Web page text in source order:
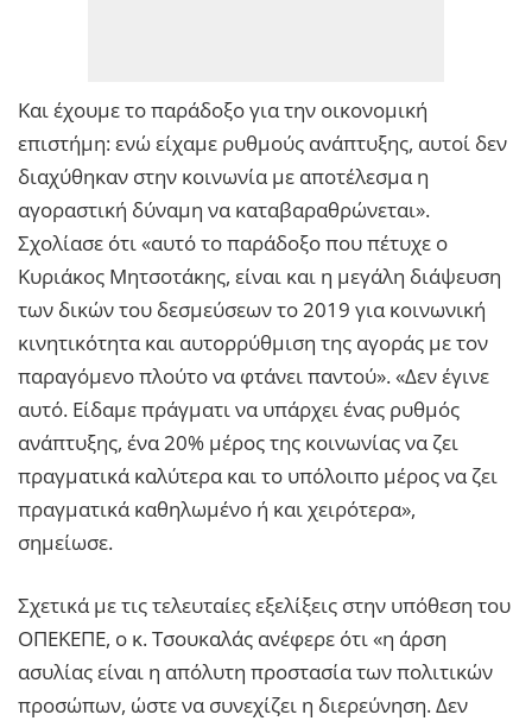
Και έχουμε το παράδοξο για την οικονομική
επιστήμη: ενώ είχαμε ρυθμούς ανάπτυξης, αυτοί δεν
διαχύθηκαν στην κοινωνία με αποτέλεσμα η
αγοραστική δύναμη να καταβαραθρώνεται».
Σχολίασε ότι «αυτό το παράδοξο που πέτυχε ο
Κυριάκος Μητσοτάκης, είναι και η μεγάλη διάψευση
των δικών του δεσμεύσεων το 2019 για κοινωνική
κινητικότητα και αυτορρύθμιση της αγοράς με τον
παραγόμενο πλούτο να φτάνει παντού». «Δεν έγινε
αυτό. Είδαμε πράγματι να υπάρχει ένας ρυθμός
ανάπτυξης, ένα 20% μέρος της κοινωνίας να ζει
πραγματικά καλύτερα και το υπόλοιπο μέρος να ζει
πραγματικά καθηλωμένο ή και χειρότερα»,
σημείωσε.
Σχετικά με τις τελευταίες εξελίξεις στην υπόθεση του
ΟΠΕΚΕΠΕ, ο κ. Τσουκαλάς ανέφερε ότι «η άρση
ασυλίας είναι η απόλυτη προστασία των πολιτικών
προσώπων, ώστε να συνεχίζει η διερεύνηση. Δεν